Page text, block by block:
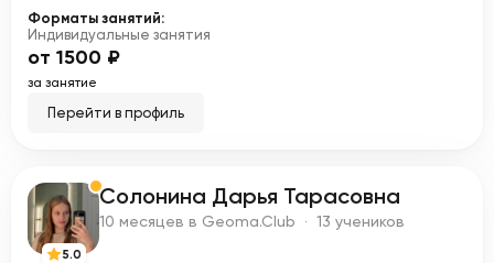
Форматы занятий:
Индивидуальные занятия
от 1500 ₽
за занятие
Перейти в профиль
С
5.0
Солонина Дарья Тарасовна
10 месяцев в Geoma.Club · 13 учеников